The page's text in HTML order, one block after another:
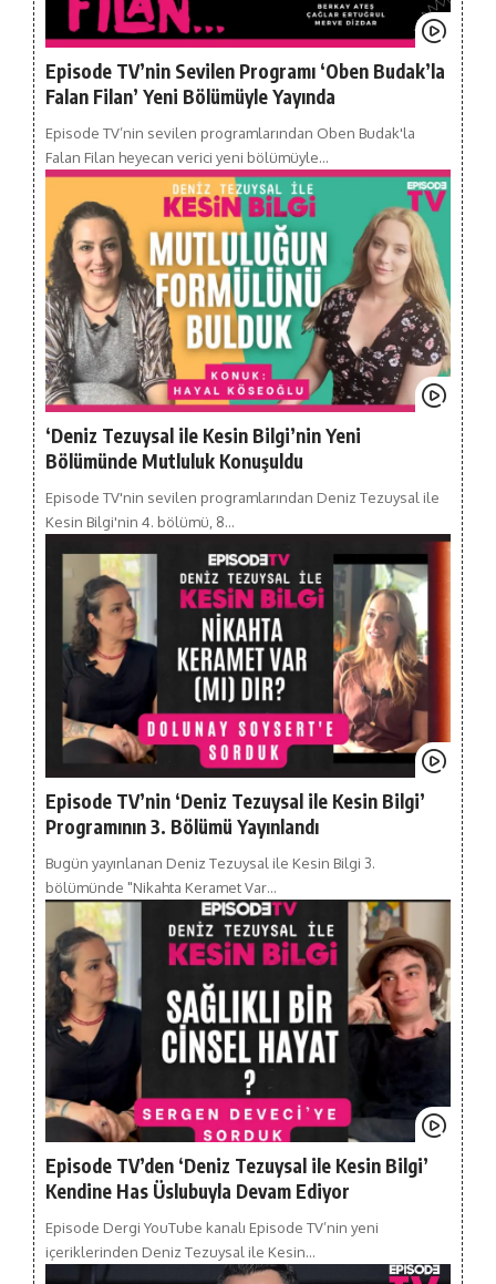
Episode TV’nin Sevilen Programı ‘Oben Budak’la
Falan Filan’ Yeni Bölümüyle Yayında
Episode TV’nin sevilen programlarından Oben Budak'la
Falan Filan heyecan verici yeni bölümüyle…
‘Deniz Tezuysal ile Kesin Bilgi’nin Yeni
Bölümünde Mutluluk Konuşuldu
Episode TV'nin sevilen programlarından Deniz Tezuysal ile
Kesin Bilgi'nin 4. bölümü, 8…
Episode TV’nin ‘Deniz Tezuysal ile Kesin Bilgi’
Programının 3. Bölümü Yayınlandı
Bugün yayınlanan Deniz Tezuysal ile Kesin Bilgi 3.
bölümünde "Nikahta Keramet Var…
Episode TV’den ‘Deniz Tezuysal ile Kesin Bilgi’
Kendine Has Üslubuyla Devam Ediyor
Episode Dergi YouTube kanalı Episode TV’nin yeni
içeriklerinden Deniz Tezuysal ile Kesin…